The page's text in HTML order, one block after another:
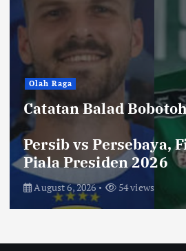
Hiburan
Toko Perlengkapan
Laku dengan Syarat
Saksikan di Bioskop
August 3, 2026 70 views